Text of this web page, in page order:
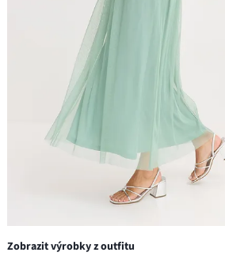
Zobrazit výrobky z outfitu